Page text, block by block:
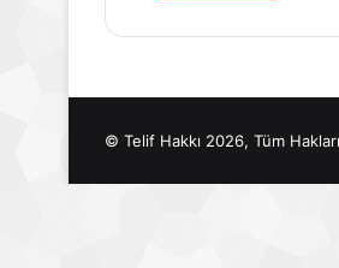
© Telif Hakkı 2026, Tüm